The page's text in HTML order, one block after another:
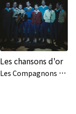
Les chansons d'or
L
es Compagnons de la Chanson